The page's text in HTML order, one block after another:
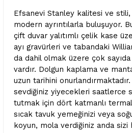
Efsanevi Stanley kalitesi ve
modern ayrıntılarla buluşuyor.
çift duvar yalıtımlı çelik kase
ayı gravürleri ve tabandaki
da dahil olmak üzere çok
vardır. Dolgun kaplama ve
uzun tarihini
sevdiğiniz yiyecekleri saatlerce
tutmak için dört katmanlı
sıcak tavuk yemeğinizi veya
koyun, mola verdiğiniz anda sizi